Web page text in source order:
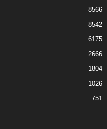
8566
8542
6175
2666
1804
1026
751